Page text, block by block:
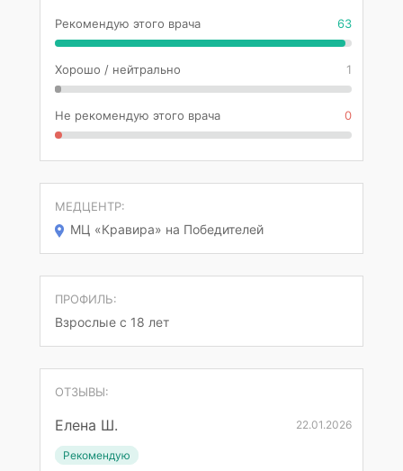
Рекомендую этого врача 63
Хорошо / нейтрально 1
Не рекомендую этого врача 0
МЕДЦЕНТР:
МЦ «Кравира» на Победителей
ПРОФИЛЬ:
Взрослые с 18 лет
ОТЗЫВЫ:
Елена Ш. 22.01.2026
Рекомендую